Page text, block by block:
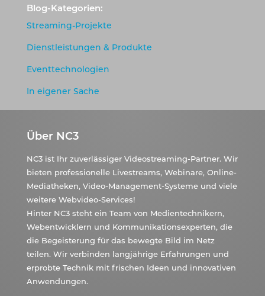
Blog-Kategorien:
Streaming-Projekte
Dienstleistungen & Produkte
Eventtechnologien
In eigener Sache
Über NC3
NC3 ist Ihr zuverlässiger Videostreaming-Partner. Wir
bieten professionelle Livestreams, Webinare, Online-
Mediatheken, Video-Management-Systeme und viele
weitere Webvideo-Services!
Hinter NC3 steht ein Team von Medientechnikern,
Webentwicklern und Kommunikationsexperten, die
die Begeisterung für das bewegte Bild im Netz
teilen. Wir verbinden langjährige Erfahrungen und
erprobte Technik mit frischen Ideen und innovativen
Anwendungen.